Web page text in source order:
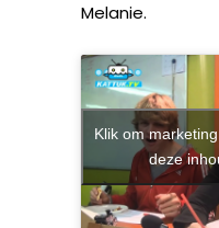
Melanie.
Klik om
deze